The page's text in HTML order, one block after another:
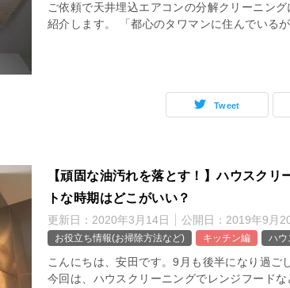
ご依頼で天井埋込エアコンの分解クリーニン
紹介します。 「都心のタワマンに住んでいる
Tweet
【頑固な油汚れを落とす！】ハウスク
トな時期はどこがいい？
更新日： 2020年3月14日 公開日： 2019年9月
お役立ち情報(お掃除方法など) キッチン編 ハウ
こんにちは、安田です。9月も後半になり過ご
今回は、ハウスクリーニングでレンジフード